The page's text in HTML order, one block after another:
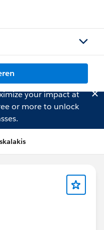
your impact at
or more to unlock